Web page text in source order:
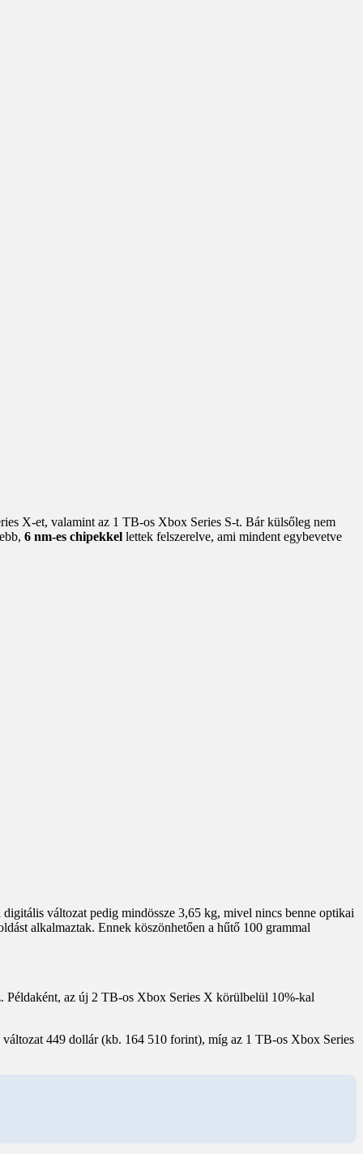
X-et, valamint az 1 TB-os Xbox Series S-t. Bár külsőleg nem
6 nm-es chipekkel lettek felszerelve, ami mindent egybevetve
változat pedig mindössze 3,65 kg, mivel nincs benne optikai
alkalmaztak. Ennek köszönhetően a hűtő 100 grammal
Példaként, az új 2 TB-os Xbox Series X körülbelül 10%-kal
449 dollár (kb. 164 510 forint), míg az 1 TB-os Xbox Series